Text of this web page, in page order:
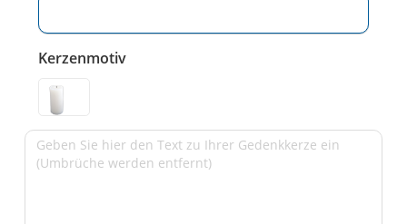
Kerzenmotiv